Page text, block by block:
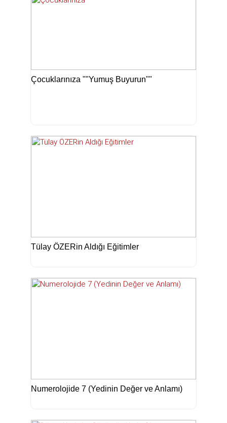
Çocuklarınıza ""Yumuş Buyurun""
Tülay ÖZERin Aldığı Eğitimler
Numerolojide 7 (Yedinin Değer ve Anlamı)